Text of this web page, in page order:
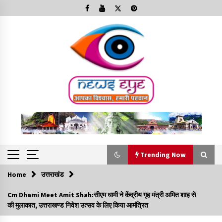
to
Trending Now
Trending Now
Minorities Rights Day : विश्व अल्पसंख्यक अधिकार दिवस
कार्यक्रम में शामिल हुए सीएम,आधुनिक मदरसों का नाम अब्दुल कलाम के नाम
Home उत्तराखंड
Cm Dhami Meet Amit Shah:सीएम धामी ने केंद्रीय गृह मंत्री अमित शाह से
की मुलाकात, उत्तराखण्ड निवेश उत्सव के लिए किया आमंत्रित